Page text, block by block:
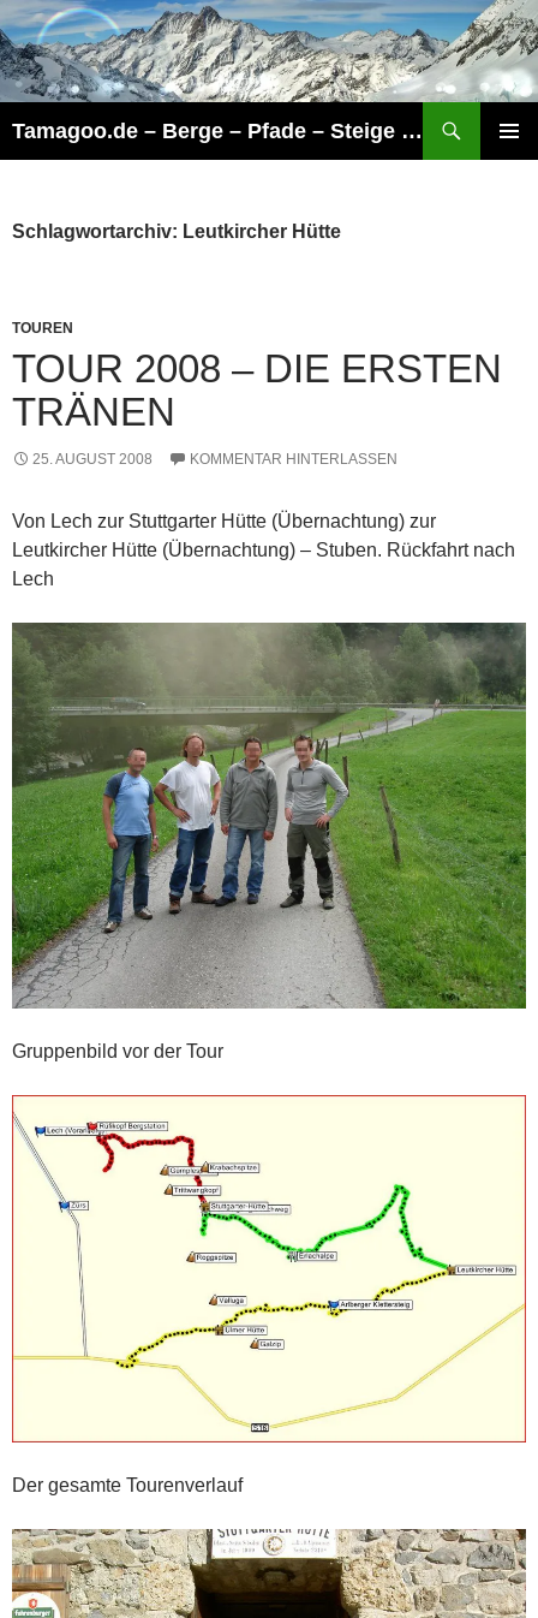
Zum
Inhalt
springen
Tamagoo.de – Berge – Pfade – Steige – Touren
Schlagwortarchiv: Leutkircher Hütte
TOUREN
TOUR 2008 – DIE ERSTEN
TRÄNEN
25. AUGUST 2008 KOMMENTAR HINTERLASSEN
Von Lech zur Stuttgarter Hütte (Übernachtung) zur
Leutkircher Hütte (Übernachtung) – Stuben. Rückfahrt nach
Lech
Gruppenbild vor der Tour
Der gesamte Tourenverlauf